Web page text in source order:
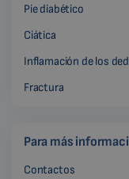
Pie diabético
Ciática
Inflamación de los
Fractura
Para más
Contactos